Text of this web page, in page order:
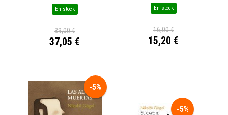
En stock
39,00 €
37,05 €
En stock
16,00 €
15,20 €
-5%
-5%